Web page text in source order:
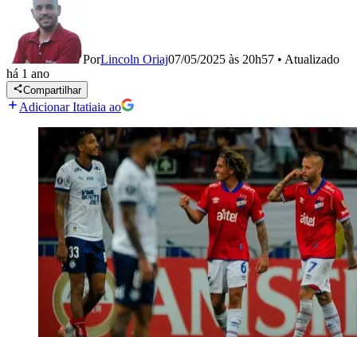
PorLincoln Oriaj07/05/2025 às 20h57 • Atualizado
há 1 ano
Compartilhar
Adicionar Itatiaia ao